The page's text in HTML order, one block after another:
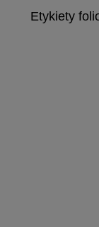
Etykiety